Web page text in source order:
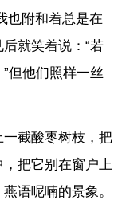
也附和着总是在
就笑着说：“若
但他们照样一丝
截酸枣树枝，把
把它别在窗户上
语呢喃的景象。